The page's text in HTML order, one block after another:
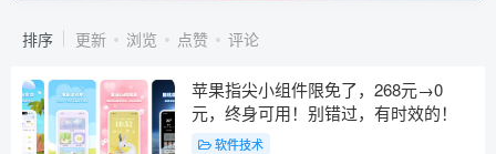
排序 更新 浏览 点赞 评论
苹果指尖小组件限免了，268元→0
元，终身可用！别错过，有时效的！
软件技术